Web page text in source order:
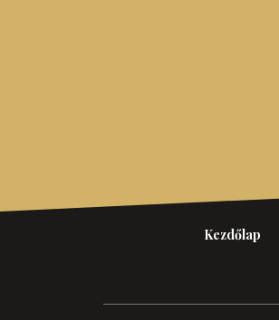
Kezdőlap